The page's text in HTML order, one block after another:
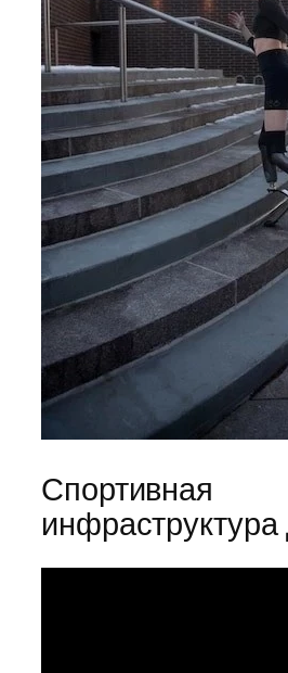
Спортивная